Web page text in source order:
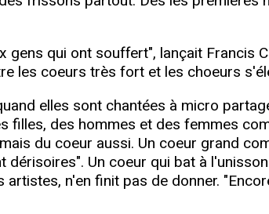
gens qui ont souffert", lançait Francis
les coeurs très fort et les choeurs
elles sont chantées à micro
filles, des hommes et des femmes
du coeur aussi. Un coeur grand
Un coeur qui bat à
n'en finit pas de donner.